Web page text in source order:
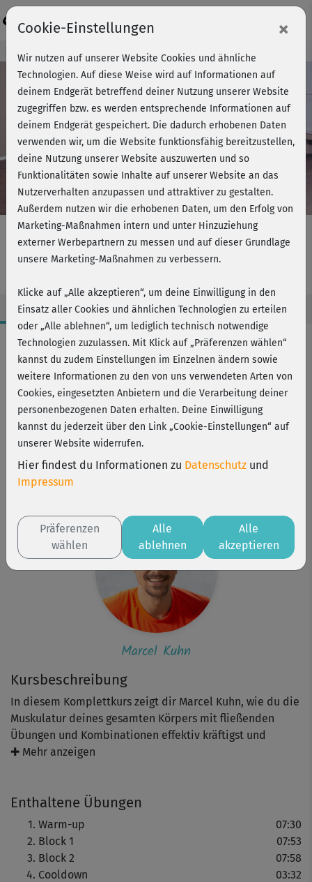
Play
Video
Kursvorschau - Jetzt mitmachen!
X-Press Body Workout - komplett
Kursbeschreibung
In diesem Komplettkurs zeigt dir Marcel Kuhn, wie du die
Muskulatur deines gesamten Körpers mit fließenden
Übungen und Kombinationen effektiv kräftigst und
straffst. Im ersten Block trainierst du nach einem Warm-
Schwerpunkt Bauch und unterer Rücken dran. On Top
verbrennst du dabei richtig viele Kalorien. Geeignet ist
das Training für jedes Level. Achte bei den fließenden
Übungen auf eine aufrechte Haltung, kontrollierte
Bewegungen und eine saubere Ausführung. Du brauchst
✚ Mehr anzeigen
Enthaltene Übungen
Warm-up
07:30
Block 1
07:53
Block 2
07:58
Cooldown
03:32
Workout-Facts
mittelschwer
27 Min
202 kcal
Marcel Kuhn
Body Boost Pro
Marcel Kuhn
Cookie-Einstellungen ×
Wir nutzen auf unserer Website Cookies und ähnliche
Technologien. Auf diese Weise wird auf Informationen auf
deinem Endgerät betreffend deiner Nutzung unserer Website
zugegriffen bzw. es werden entsprechende Informationen auf
deinem Endgerät gespeichert. Die dadurch erhobenen Daten
verwenden wir, um die Website funktionsfähig bereitzustellen,
deine Nutzung unserer Website auszuwerten und so
Funktionalitäten sowie Inhalte auf unserer Website an das
Nutzerverhalten anzupassen und attraktiver zu gestalten.
Außerdem nutzen wir die erhobenen Daten, um den Erfolg von
Marketing-Maßnahmen intern und unter Hinzuziehung
externer Werbepartnern zu messen und auf dieser Grundlage
unsere Marketing-Maßnahmen zu verbessern.
Klicke auf „Alle akzeptieren“, um deine Einwilligung in den
Einsatz aller Cookies und ähnlichen Technologien zu erteilen
oder „Alle ablehnen“, um lediglich technisch notwendige
Technologien zuzulassen. Mit Klick auf „Präferenzen wählen“
kannst du zudem Einstellungen im Einzelnen ändern sowie
weitere Informationen zu den von uns verwendeten Arten von
Cookies, eingesetzten Anbietern und die Verarbeitung deiner
personenbezogenen Daten erhalten. Deine Einwilligung
kannst du jederzeit über den Link „Cookie-Einstellungen“ auf
unserer Website widerrufen.
Hier findest du Informationen zu Datenschutz und
Impressum
Präferenzen
wählen
Alle
ablehnen
Alle
akzeptieren